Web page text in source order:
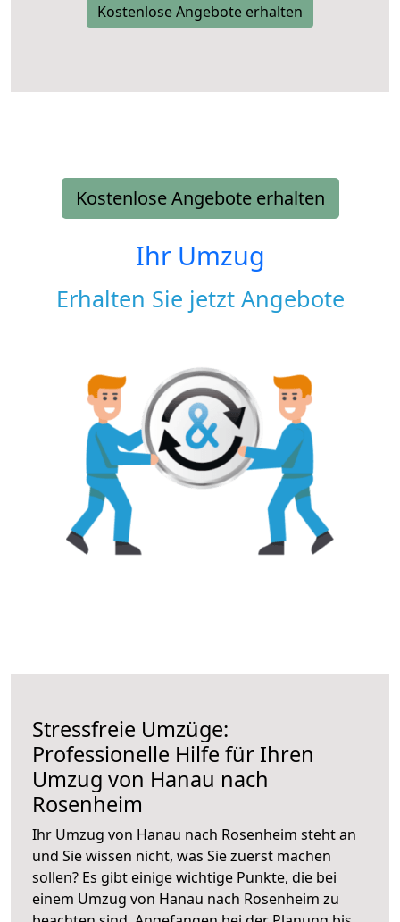
Kostenlose Angebote erhalten
Kostenlose Angebote erhalten
Ihr Umzug
Erhalten Sie jetzt Angebote
Stressfreie Umzüge:
Professionelle Hilfe für Ihren
Umzug von Hanau nach
Rosenheim
Ihr Umzug von Hanau nach Rosenheim steht an
und Sie wissen nicht, was Sie zuerst machen
sollen? Es gibt einige wichtige Punkte, die bei
einem Umzug von Hanau nach Rosenheim zu